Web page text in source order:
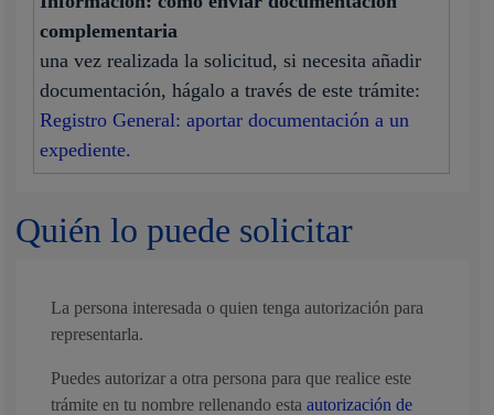
complementaria
una vez realizada la solicitud, si necesita añadir
documentación, hágalo a través de este trámite:
Registro General: aportar documentación a un
expediente.
Quién lo puede solicitar
La persona interesada o quien tenga autorización para
representarla.
Puedes autorizar a otra persona para que realice este
trámite en tu nombre rellenando estaautorización de